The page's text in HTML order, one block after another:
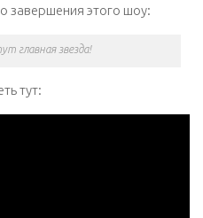
завершения этого шоу:
главная звезда!
тут: